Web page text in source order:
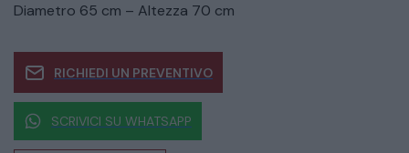
Diametro 65 cm – Altezza 70 cm
RICHIEDI UN PREVENTIVO
SCRIVICI SU WHATSAPP